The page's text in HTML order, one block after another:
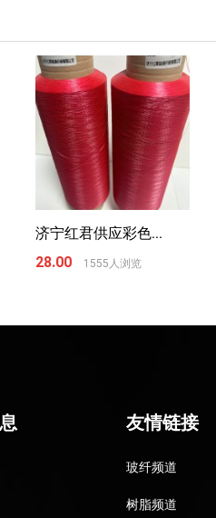
济宁红君供应彩色...
28.00
1555人浏览
友情链接
玻纤频道
树脂频道